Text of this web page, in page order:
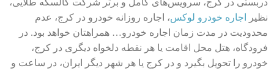
دربستی در کرج، سرویس‌های کامل و برتر شرکت کالسکه طلایی،
نظیر
اجاره خودرو لوکس، اجاره روزانه خودرو در کرج، عدم
محدودیت در مدت زمان اجاره خودرو… همراهتان خواهد بود. در
فرودگاه، هتل محل اقامت یا هر نقطه دلخواه دیگری در کرج،
خودرو را تحویل بگیرد و در کرج یا هر شهر دیگر ایران، در ساعت و